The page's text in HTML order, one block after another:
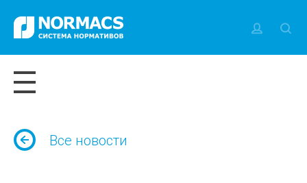
Все новости